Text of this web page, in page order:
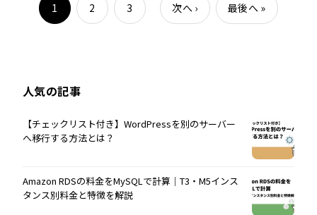
1 2 3 次へ› 最後へ »
人気の記事
【チェックリスト付き】WordPressを別のサーバー
へ移行する方法とは？
Amazon RDSの料金をMySQLで計算｜T3・M5インス
タンス別料金と特徴を解説